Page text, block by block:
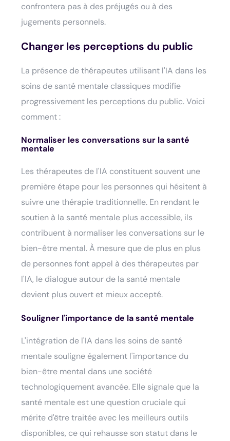
confrontera pas à des préjugés ou à des
jugements personnels.
Changer les perceptions du public
La présence de thérapeutes utilisant l'IA dans les
soins de santé mentale classiques modifie
progressivement les perceptions du public. Voici
comment :
Normaliser les conversations sur la santé
mentale
Les thérapeutes de l'IA constituent souvent une
première étape pour les personnes qui hésitent à
suivre une thérapie traditionnelle. En rendant le
soutien à la santé mentale plus accessible, ils
contribuent à normaliser les conversations sur le
bien-être mental. À mesure que de plus en plus
de personnes font appel à des thérapeutes par
l'IA, le dialogue autour de la santé mentale
devient plus ouvert et mieux accepté.
Souligner l'importance de la santé mentale
L'intégration de l'IA dans les soins de santé
mentale souligne également l'importance du
bien-être mental dans une société
technologiquement avancée. Elle signale que la
santé mentale est une question cruciale qui
mérite d'être traitée avec les meilleurs outils
disponibles, ce qui rehausse son statut dans le